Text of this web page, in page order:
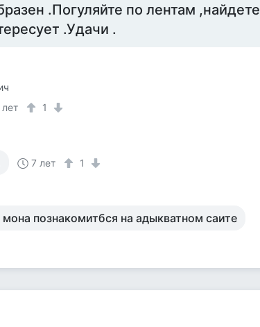
.Погуляйте по лентам ,найдете
.Удачи .
лет 1
7 лет 1
познакомитбся на адыкватном саите